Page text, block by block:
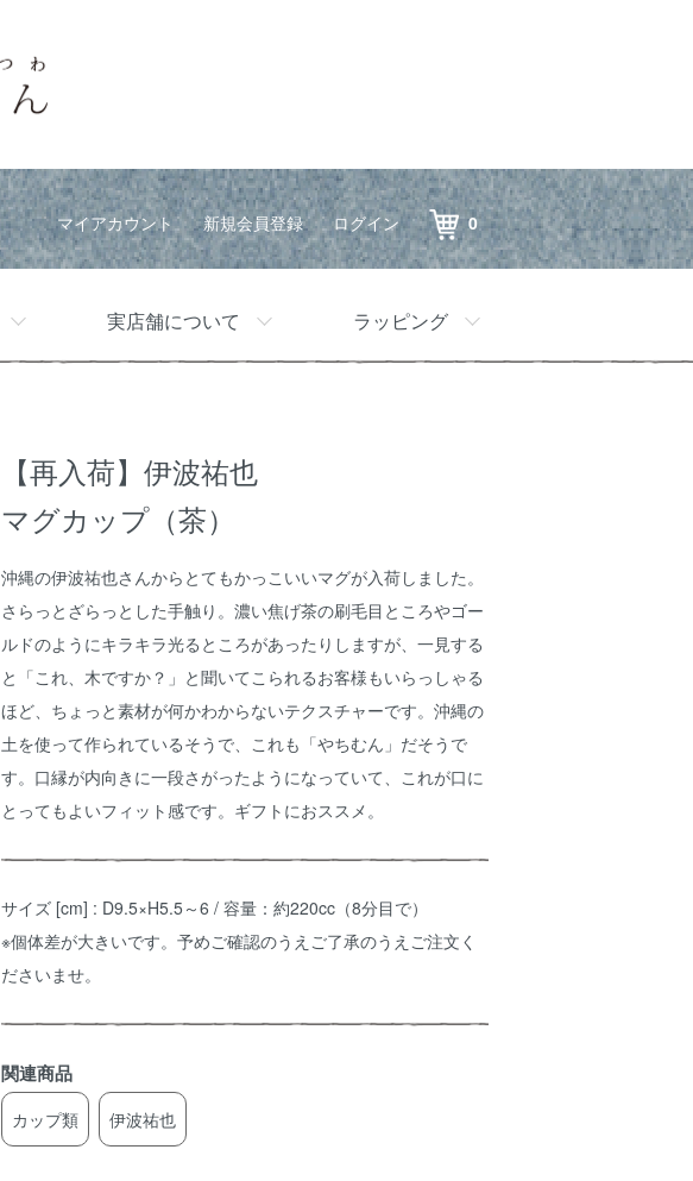
マイアカウント 新規会員登録 ログイン 0
実店舗について ラッピング
【再入荷】伊波祐也
マグカップ（茶）
沖縄の伊波祐也さんからとてもかっこいいマグが入荷しました。
さらっとざらっとした手触り。濃い焦げ茶の刷毛目ところやゴー
ルドのようにキラキラ光るところがあったりしますが、一見する
と「これ、木ですか？」と聞いてこられるお客様もいらっしゃる
ほど、ちょっと素材が何かわからないテクスチャーです。沖縄の
土を使って作られているそうで、これも「やちむん」だそうで
す。口縁が内向きに一段さがったようになっていて、これが口に
とってもよいフィット感です。ギフトにおススメ。
サイズ [cm] : D9.5×H5.5～6 / 容量：約220cc（8分目で）
※個体差が大きいです。予めご確認のうえご了承のうえご注文く
ださいませ。
関連商品
カップ類 伊波祐也